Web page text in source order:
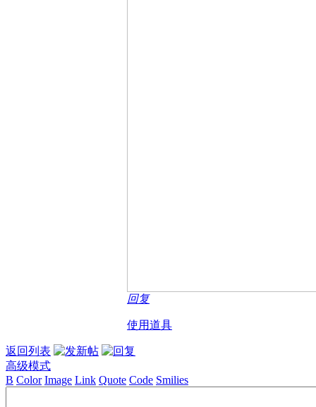
回复
使用道具
返回列表
高级模式
B Color Image Link Quote Code Smilies